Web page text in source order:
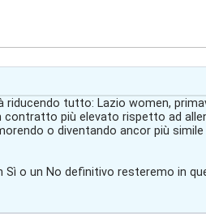
tutto: Lazio women,
contratto più elevato rispetto ad
o diventando ancor più simile
o un No definitivo resteremo in